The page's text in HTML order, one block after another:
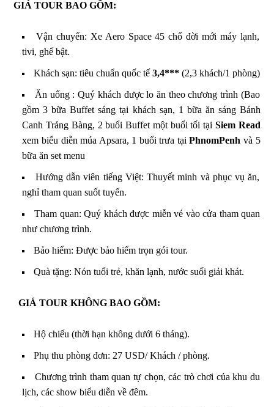
GIÁ TOUR BAO GỒM:
Vận chuyển: Xe Aero Space 45 chổ đời mới máy lạnh,
tivi, ghế bật.
Khách sạn: tiêu chuẩn quốc tế3,4***(2,3 khách/1 phòng)
Ăn uống : Quý khách được lo ăn theo chương trình (Bao
gồm 3 bữa Buffet sáng tại khách sạn, 1 bữa ăn sáng Bánh
Canh Trảng Bàng, 2 buổi Buffet một buổi tối tại Siem Read
xem biểu diễn múa Apsara, 1 buổi trưa tạiPhnomPenh và 5
bữa ăn set menu
Hướng dẫn viên tiếng Việt: Thuyết minh và phục vụ ăn,
nghỉ tham quan suốt tuyến.
Tham quan: Quý khách được miễn vé vào cửa tham quan
như chương trình.
Bảo hiểm: Được bảo hiểm trọn gói tour.
Quà tặng: Nón tuổi trẻ, khăn lạnh, nước suối giải khát.
GIÁ TOUR KHÔNG BAO GỒM:
Hộ chiếu (thời hạn không dưới 6 tháng).
Phụ thu phòng đơn: 27 USD/ Khách / phòng.
Chương trình tham quan tự chọn, các trò chơi của khu du
lịch, các show biểu diễn về đêm.